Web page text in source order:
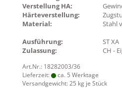
Verstellung HA:
Härteverstellung:
Material:
Stahl
Ausführung:
ST XA
Zulassung:
CH -
Art.Nr.: 18282003/36
Lieferzeit:
ca. 5 Werktage
Versandgewicht:25 kg je Stück